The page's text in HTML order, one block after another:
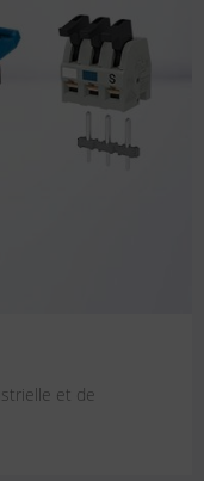
et de